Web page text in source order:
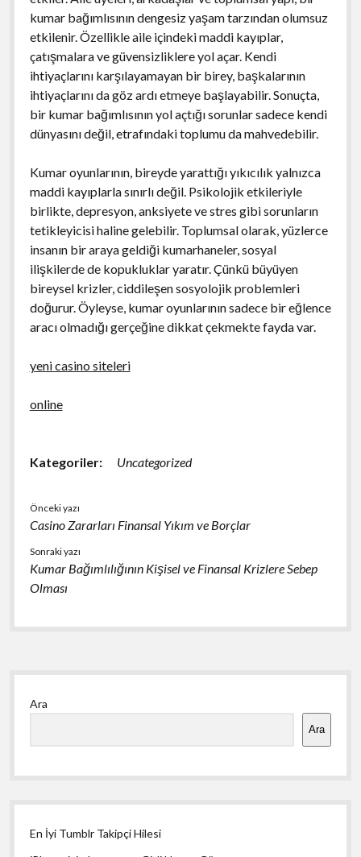
kumar bağımlısının dengesiz yaşam tarzından olumsuz
etkilenir. Özellikle aile içindeki maddi kayıplar,
çatışmalara ve güvensizliklere yol açar. Kendi
ihtiyaçlarını karşılayamayan bir birey, başkalarının
ihtiyaçlarını da göz ardı etmeye başlayabilir. Sonuçta,
bir kumar bağımlısının yol açtığı sorunlar sadece kendi
dünyasını değil, etrafındaki toplumu da mahvedebilir.
Kumar oyunlarının, bireyde yarattığı yıkıcılık yalnızca
maddi kayıplarla sınırlı değil. Psikolojik etkileriyle
birlikte, depresyon, anksiyete ve stres gibi sorunların
tetikleyicisi haline gelebilir. Toplumsal olarak, yüzlerce
insanın bir araya geldiği kumarhaneler, sosyal
ilişkilerde de kopukluklar yaratır. Çünkü büyüyen
bireysel krizler, ciddileşen sosyolojik problemleri
doğurur. Öyleyse, kumar oyunlarının sadece bir eğlence
aracı olmadığı gerçeğine dikkat çekmekte fayda var.
yeni casino siteleri
online
Kategoriler: Uncategorized
Önceki yazı
Casino Zararları Finansal Yıkım ve Borçlar
Sonraki yazı
Kumar Bağımlılığının Kişisel ve Finansal Krizlere Sebep
Olması
Yan
Menü
Ara
Ara
En İyi Tumblr Takipçi Hilesi